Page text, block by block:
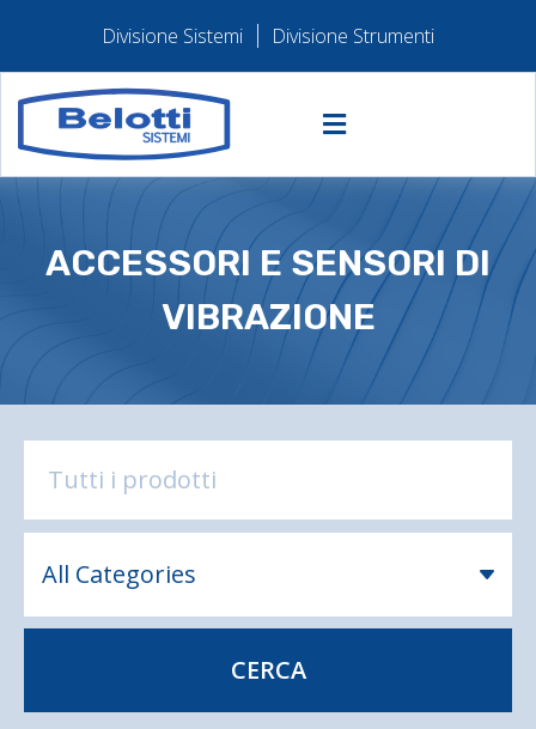
Divisione Sistemi Divisione Strumenti
ACCESSORI E SENSORI DI
VIBRAZIONE
CERCA